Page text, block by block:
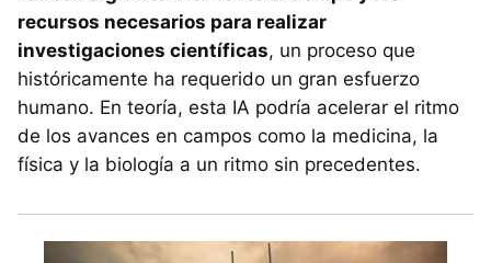
recursos necesarios para realizar
investigaciones científicas, un proceso que
históricamente ha requerido un gran esfuerzo
humano. En teoría, esta IA podría acelerar el ritmo
de los avances en campos como la medicina, la
física y la biología a un ritmo sin precedentes.